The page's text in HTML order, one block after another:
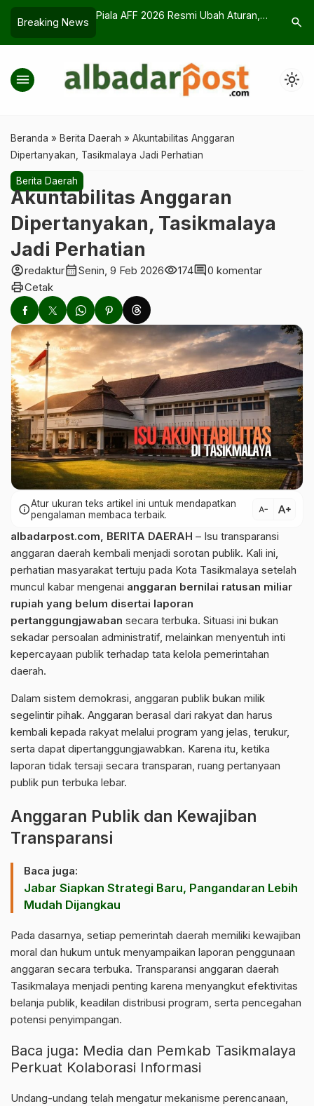
Breaking News
bagi Timnas
Open Recruitment KSR PMI
Cara Daftarnya
Adabsearch
menu light_mode
Beranda » Berita Daerah » Akuntabilitas Anggaran
Dipertanyakan, Tasikmalaya Jadi Perhatian
Berita Daerah
Akuntabilitas Anggaran
Dipertanyakan, Tasikmalaya
Jadi Perhatian
account_circleredakturcalendar_monthSenin, 9 Feb 2026visibility174comment0 komentar
printCetak
infoAtur ukuran teks artikel ini untuk mendapatkan
pengalaman membaca terbaik.
text_decrease text_increase
albadarpost.com, BERITA DAERAH – Isu transparansi
anggaran daerah kembali menjadi sorotan publik. Kali ini,
perhatian masyarakat tertuju pada Kota Tasikmalaya setelah
muncul kabar mengenai anggaran bernilai ratusan miliar
rupiah yang belum disertai laporan
pertanggungjawaban secara terbuka. Situasi ini bukan
sekadar persoalan administratif, melainkan menyentuh inti
kepercayaan publik terhadap tata kelola pemerintahan
daerah.
Dalam sistem demokrasi, anggaran publik bukan milik
segelintir pihak. Anggaran berasal dari rakyat dan harus
kembali kepada rakyat melalui program yang jelas, terukur,
serta dapat dipertanggungjawabkan. Karena itu, ketika
laporan tidak tersaji secara transparan, ruang pertanyaan
publik pun terbuka lebar.
Anggaran Publik dan Kewajiban
Transparansi
Baca juga:
Jabar Siapkan Strategi Baru, Pangandaran Lebih
Mudah Dijangkau
Pada dasarnya, setiap pemerintah daerah memiliki kewajiban
moral dan hukum untuk menyampaikan laporan penggunaan
anggaran secara terbuka. Transparansi anggaran daerah
Tasikmalaya menjadi penting karena menyangkut efektivitas
belanja publik, keadilan distribusi program, serta pencegahan
potensi penyimpangan.
Baca juga: Media dan Pemkab Tasikmalaya
Perkuat Kolaborasi Informasi
Undang-undang telah mengatur mekanisme perencanaan,